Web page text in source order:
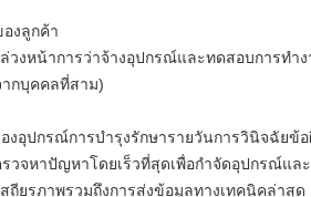
งลูกค้า
วงหน้าการว่าจ้างอุปกรณ์และทดสอบการทำ
ากบุคคลที่สาม)
งอุปกรณ์การบำรุงรักษารายวันการวินิจฉัย
วจหาปัญหาโดยเร็วที่สุดเพื่อกำจัดอุปกรณ์แล
ยรภาพรวมถึงการส่งข้อมูลทางเทคนิคล่าสุด